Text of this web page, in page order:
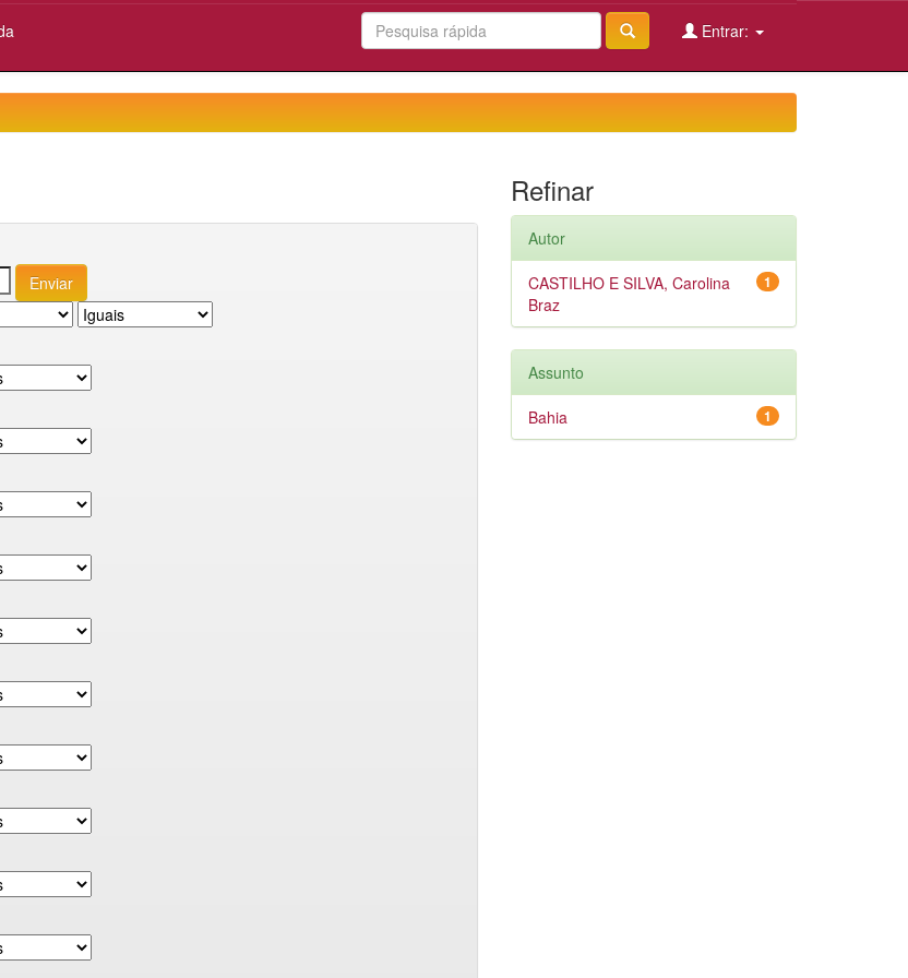
Entrar:
Refinar
Autor
1
CASTILHO E SILVA, Carolina
Braz
Assunto
1
Bahia